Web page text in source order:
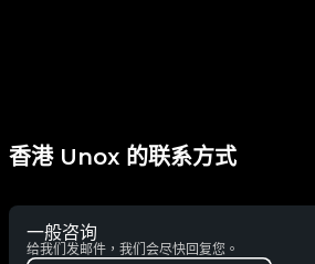
香港 Unox 的联系方式
一般咨询
给我们发邮件，我们会尽快回复您。